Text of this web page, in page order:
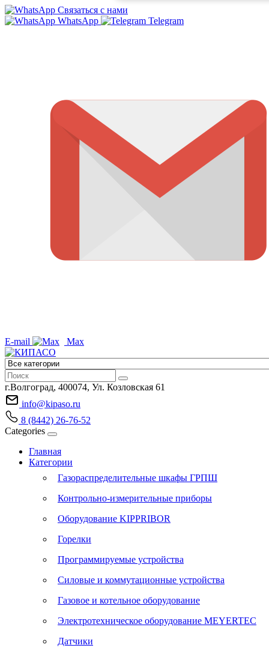
Связаться с нами
WhatsApp
Telegram
E-mail Max
г.Волгоград, 400074, Ул. Козловская 61
info@kipaso.ru
8 (8442) 26-76-52
Categories
Главная
Категории
Газораспределительные шкафы ГРПШ
Контрольно-измерительные приборы
Оборудование KIPPRIBOR
Горелки
Программируемые устройства
Силовые и коммутационные устройства
Газовое и котельное оборудование
Электротехническое оборудование MEYERTEC
Датчики